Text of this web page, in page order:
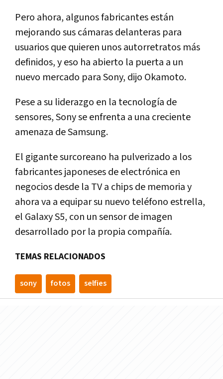
Pero ahora, algunos fabricantes están
mejorando sus cámaras delanteras para
usuarios que quieren unos autorretratos más
definidos, y eso ha abierto la puerta a un
nuevo mercado para Sony, dijo Okamoto.
Pese a su liderazgo en la tecnología de
sensores, Sony se enfrenta a una creciente
amenaza de Samsung.
El gigante surcoreano ha pulverizado a los
fabricantes japoneses de electrónica en
negocios desde la TV a chips de memoria y
ahora va a equipar su nuevo teléfono estrella,
el Galaxy S5, con un sensor de imagen
desarrollado por la propia compañía.
TEMAS RELACIONADOS
sony fotos selfies